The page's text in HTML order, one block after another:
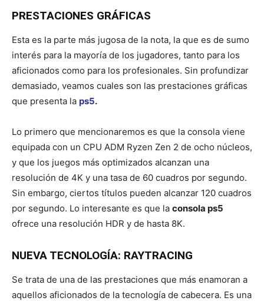
PRESTACIONES GRÁFICAS
Esta es la parte más jugosa de la nota, la que es de sumo
interés para la mayoría de los jugadores, tanto para los
aficionados como para los profesionales. Sin profundizar
demasiado, veamos cuales son las prestaciones gráficas
que presenta la ps5.
Lo primero que mencionaremos es que la consola viene
equipada con un CPU ADM Ryzen Zen 2 de ocho núcleos,
y que los juegos más optimizados alcanzan una
resolución de 4K y una tasa de 60 cuadros por segundo.
Sin embargo, ciertos títulos pueden alcanzar 120 cuadros
por segundo. Lo interesante es que la consola ps5
ofrece una resolución HDR y de hasta 8K.
NUEVA TECNOLOGÍA: RAYTRACING
Se trata de una de las prestaciones que más enamoran a
aquellos aficionados de la tecnología de cabecera. Es una